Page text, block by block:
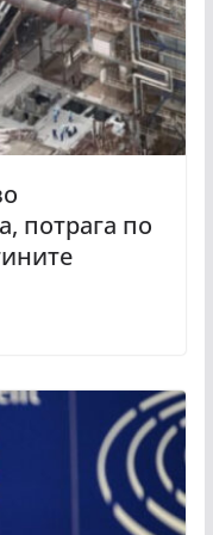
потрага по